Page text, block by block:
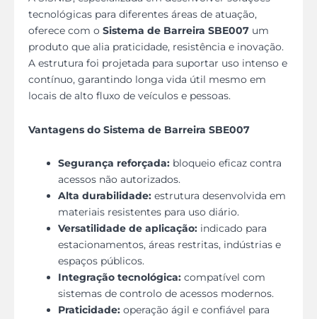
tecnológicas para diferentes áreas de atuação,
oferece com o Sistema de Barreira SBE007 um
produto que alia praticidade, resistência e inovação.
A estrutura foi projetada para suportar uso intenso e
contínuo, garantindo longa vida útil mesmo em
locais de alto fluxo de veículos e pessoas.
Vantagens do Sistema de Barreira SBE007
Segurança reforçada: bloqueio eficaz contra
acessos não autorizados.
Alta durabilidade: estrutura desenvolvida em
materiais resistentes para uso diário.
Versatilidade de aplicação: indicado para
estacionamentos, áreas restritas, indústrias e
espaços públicos.
Integração tecnológica: compatível com
sistemas de controlo de acessos modernos.
Praticidade: operação ágil e confiável para